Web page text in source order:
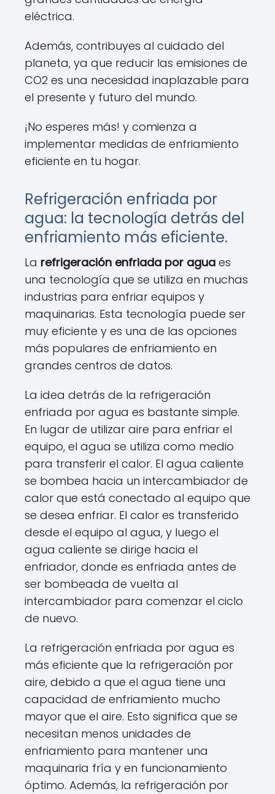
eléctrica.
Además, contribuyes al cuidado del
planeta, ya que reducir las emisiones de
CO2 es una necesidad inaplazable para
el presente y futuro del mundo.
¡No esperes más! y comienza a
implementar medidas de enfriamiento
eficiente en tu hogar.
Refrigeración enfriada por
agua: la tecnología detrás del
enfriamiento más eficiente.
La refrigeración enfriada por agua es
una tecnología que se utiliza en muchas
industrias para enfriar equipos y
maquinarias. Esta tecnología puede ser
muy eficiente y es una de las opciones
más populares de enfriamiento en
grandes centros de datos.
La idea detrás de la refrigeración
enfriada por agua es bastante simple.
En lugar de utilizar aire para enfriar el
equipo, el agua se utiliza como medio
para transferir el calor. El agua caliente
se bombea hacia un intercambiador de
calor que está conectado al equipo que
se desea enfriar. El calor es transferido
desde el equipo al agua, y luego el
agua caliente se dirige hacia el
enfriador, donde es enfriada antes de
ser bombeada de vuelta al
intercambiador para comenzar el ciclo
de nuevo.
La refrigeración enfriada por agua es
más eficiente que la refrigeración por
aire, debido a que el agua tiene una
capacidad de enfriamiento mucho
mayor que el aire. Esto significa que se
necesitan menos unidades de
enfriamiento para mantener una
maquinaria fría y en funcionamiento
óptimo. Además, la refrigeración por